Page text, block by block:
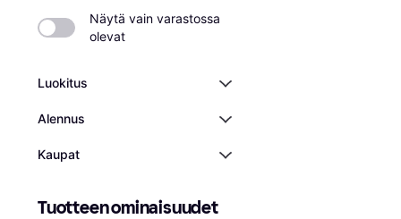
Näytä vain varastossa
olevat
Luokitus
Alennus
Kaupat
Tuotteen ominaisuudet